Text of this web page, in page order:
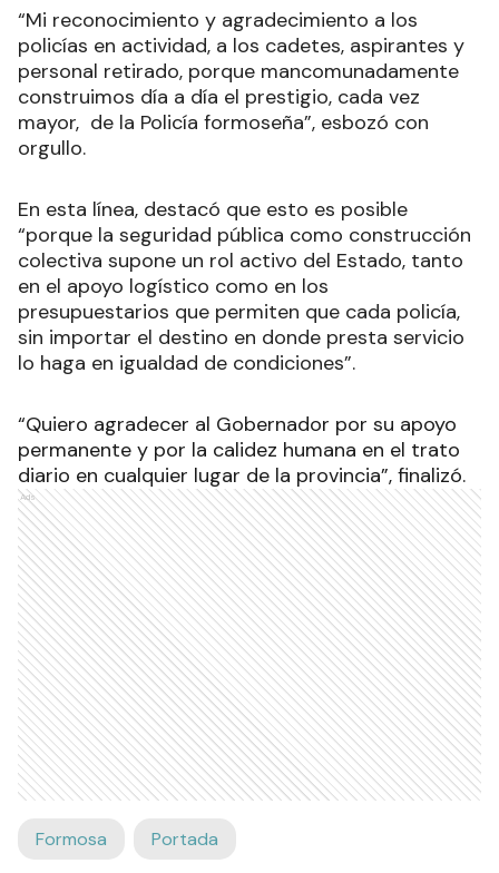
“Mi reconocimiento y agradecimiento a los
policías en actividad, a los cadetes, aspirantes y
personal retirado, porque mancomunadamente
construimos día a día el prestigio, cada vez
mayor, de la Policía formoseña”, esbozó con
orgullo.
En esta línea, destacó que esto es posible
“porque la seguridad pública como construcción
colectiva supone un rol activo del Estado, tanto
en el apoyo logístico como en los
presupuestarios que permiten que cada policía,
sin importar el destino en donde presta servicio
lo haga en igualdad de condiciones”.
“Quiero agradecer al Gobernador por su apoyo
permanente y por la calidez humana en el trato
diario en cualquier lugar de la provincia”, finalizó.
Ads
Formosa Portada